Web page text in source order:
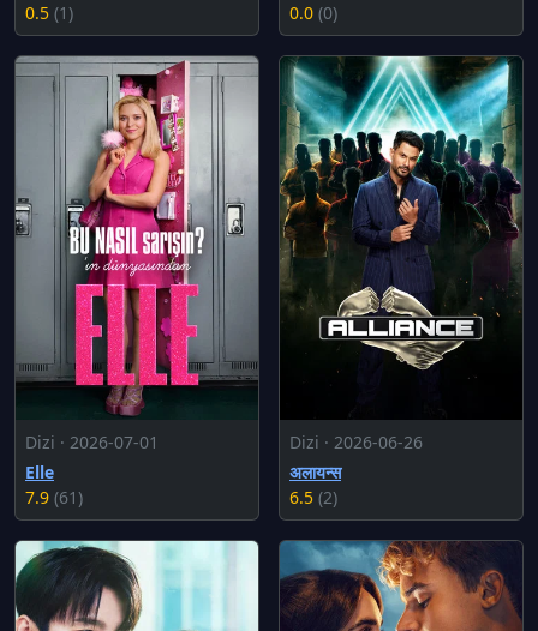
0.5 (1)
0.0 (0)
Dizi · 2026-07-01
Elle
7.9 (61)
Dizi · 2026-06-26
अलायन्स
6.5 (2)